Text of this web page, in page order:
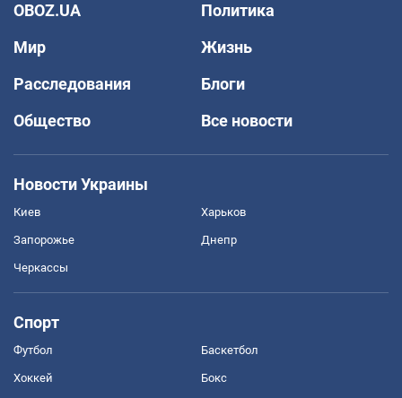
OBOZ.UA
Политика
Мир
Жизнь
Расследования
Блоги
Общество
Все новости
Новости Украины
Киев Харьков
Запорожье Днепр
Черкассы
Спорт
Футбол Баскетбол
Хоккей Бокс